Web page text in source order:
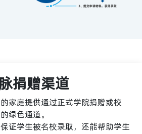
捐赠渠道
家庭提供通过正式学院捐赠或校
绿色通道。
证学生被名校录取，还能帮助学生